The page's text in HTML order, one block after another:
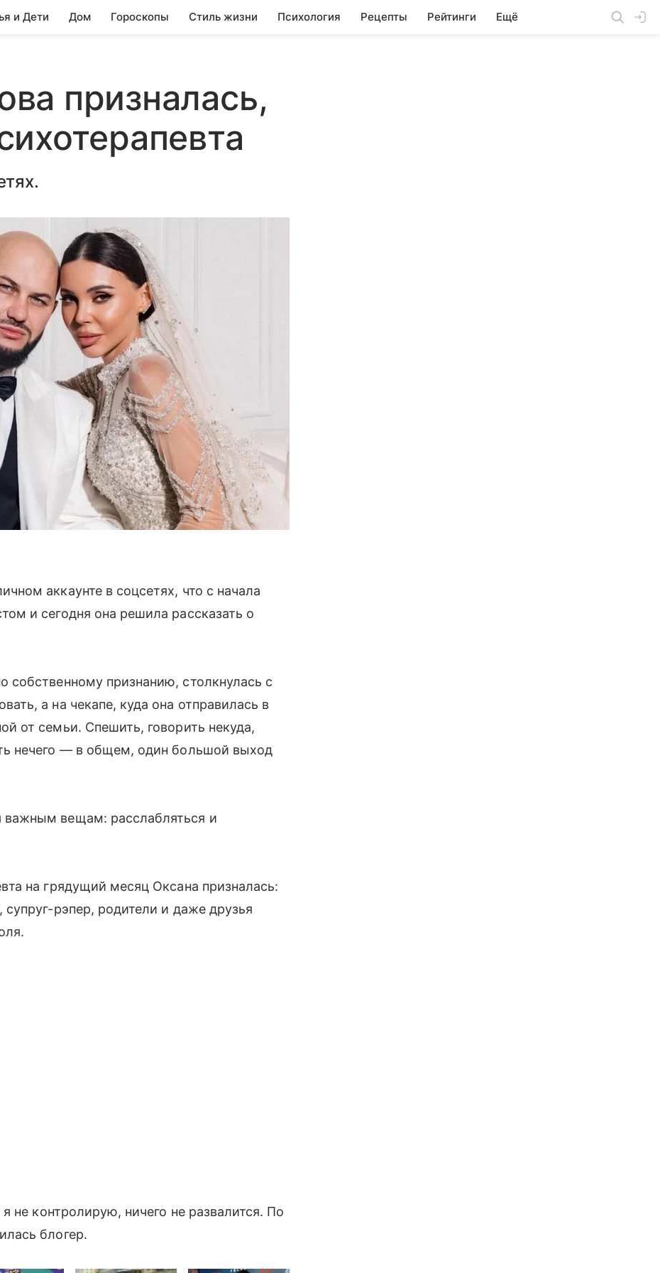
и Дети Дом Гороскопы Стиль жизни Психология Рецепты Рейтинги Ещё
призналась,
аккаунте в соцсетях, что с начала
и сегодня она решила рассказать о
признанию, столкнулась с
а на чекапе, куда она отправилась в
от семьи. Спешить, говорить некуда,
нечего — в общем, один большой выход
важным вещам: расслабляться и
на грядущий месяц Оксана призналась:
рэпер, родители и даже друзья
не контролирую, ничего не развалится. По
блогер.